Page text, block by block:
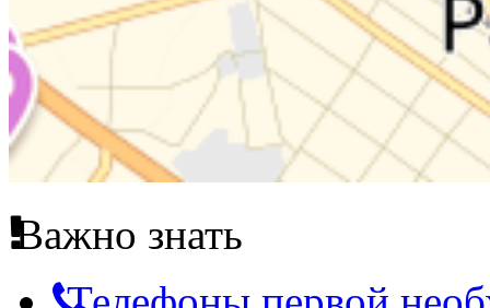
Важно знать